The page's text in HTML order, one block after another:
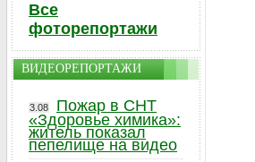
Все
фоторепортажи
ВИДЕОРЕПОРТАЖИ
3.08
Пожар в СНТ
«Здоровье химика»:
житель показал
пепелище на видео